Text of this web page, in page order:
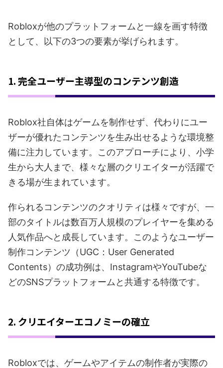
Robloxが他のプラットフォームと一線を画す特徴
として、以下の3つの要素が挙げられます。
1. 完全ユーザー主導型のコンテンツ創造
Roblox社自体はゲームを制作せず、代わりにユー
ザーが優れたコンテンツを生み出せるような環境整
備に注力しています。このアプローチにより、小学
生から大人まで、様々な層のクリエイターが活躍で
きる場が生まれています。
作られるコンテンツのクオリティは様々ですが、一
部のタイトルは数百万人規模のプレイヤーを集める
人気作品へと成長しています。このようなユーザー
制作コンテンツ（UGC：User Generated
Contents）の成功例は、InstagramやYouTubeな
どのSNSプラットフォームと共通する特徴です。
2. クリエイターエコノミーの確立
Robloxでは、ゲームやアイテムの制作者が実際の